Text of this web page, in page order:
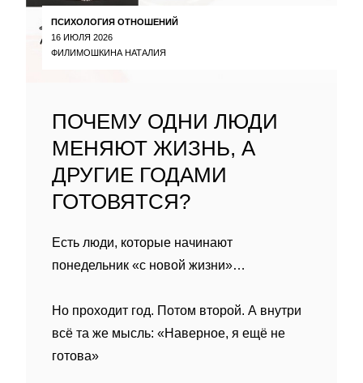
ПСИХОЛОГИЯ ОТНОШЕНИЙ
16 ИЮЛЯ 2026
ФИЛИМОШКИНА НАТАЛИЯ
ПОЧЕМУ ОДНИ ЛЮДИ
МЕНЯЮТ ЖИЗНЬ, А
ДРУГИЕ ГОДАМИ
ГОТОВЯТСЯ?
Есть люди, которые начинают
понедельник «с новой жизни»…
Но проходит год. Потом второй. А внутри
всё та же мысль: «Наверное, я ещё не
готова»